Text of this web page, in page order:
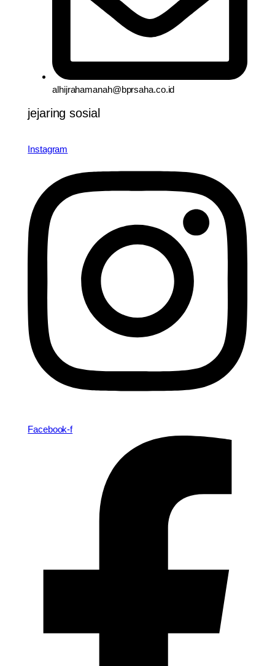
alhijrahamanah@bprsaha.co.id
jejaring sosial
Instagram
Facebook-f